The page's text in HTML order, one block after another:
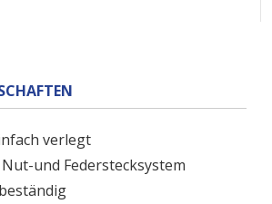
verlegt
und Federstecksystem